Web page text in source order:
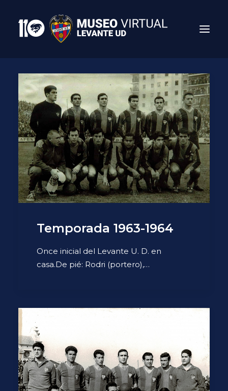
Search
Temporada 1963-1964
Once inicial del Levante U. D. en
casa.De pié: Rodri (portero),…